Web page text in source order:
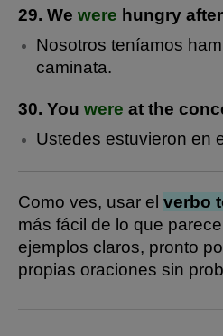
29. We were hungry
Nosotros teníamos
caminata.
30. You were at the
Ustedes estuvieron en
Como ves, usar el verbo
más fácil de lo que
ejemplos claros, pronto
propias oraciones sin